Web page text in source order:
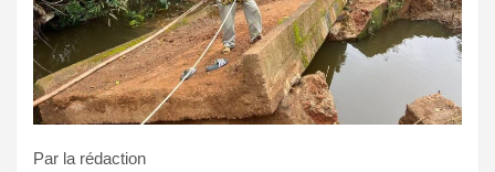
Par la rédaction